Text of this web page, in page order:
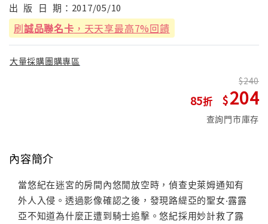
出 版 日 期： 2017/05/10
刷誠品聯名卡 ，天天享最高7%回饋
大量採購團購專區
85
240
204
查詢門市庫存
內容簡介
當悠紀在迷宮的房間內悠閒放空時，偵查史萊姆通知有
外人入侵。透過影像確認之後，發現路緹亞的聖女‧露露
亞不知道為什麼正遭到騎士追擊。悠紀採用妙計救了露